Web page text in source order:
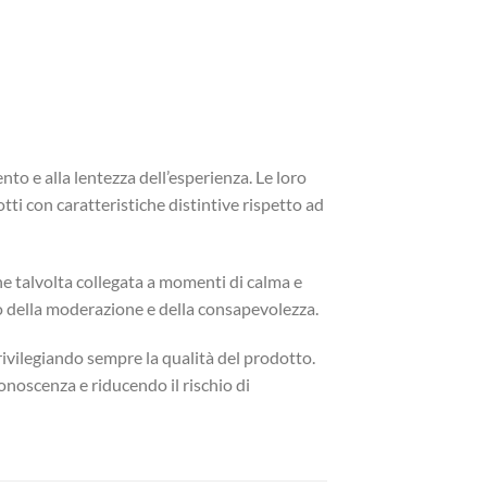
e alla lentezza dell’esperienza. Le loro
con caratteristiche distintive rispetto ad
talvolta collegata a momenti di calma e
moderazione e della consapevolezza.
sempre la qualità del prodotto.
e riducendo il rischio di